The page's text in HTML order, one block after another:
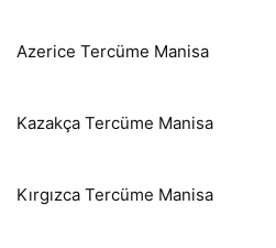
Azerice Tercüme Manisa
Kazakça Tercüme Manisa
Kırgızca Tercüme Manisa